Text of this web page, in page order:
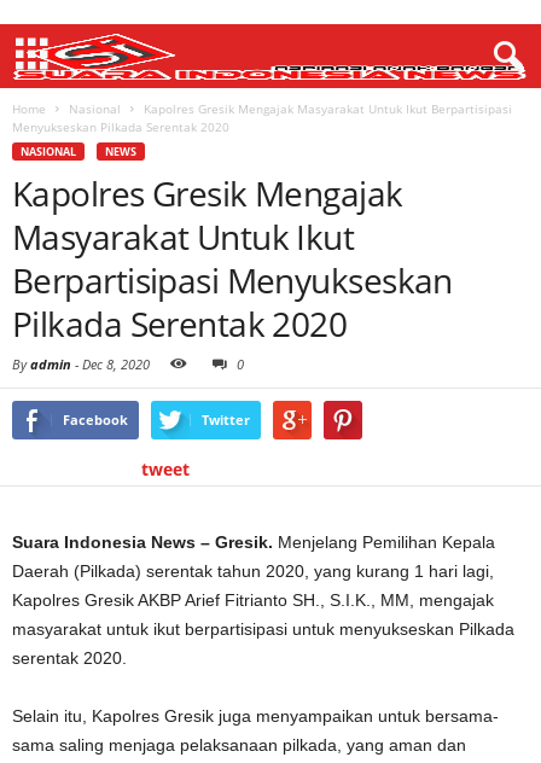
Home Nasional
Kapolres Gresik Mengajak Masyarakat Untuk Ikut Berpartisipasi
Menyukseskan Pilkada Serentak 2020
NASIONAL NEWS
Kapolres Gresik Mengajak
Masyarakat Untuk Ikut
Berpartisipasi Menyukseskan
Pilkada Serentak 2020
Byadmin - Dec 8, 2020 0
Facebook Twitter
tweet
Suara Indonesia News – Gresik. Menjelang Pemilihan Kepala
Daerah (Pilkada) serentak tahun 2020, yang kurang 1 hari lagi,
Kapolres Gresik AKBP Arief Fitrianto SH., S.I.K., MM, mengajak
masyarakat untuk ikut berpartisipasi untuk menyukseskan Pilkada
serentak 2020.
Selain itu, Kapolres Gresik juga menyampaikan untuk bersama-
sama saling menjaga pelaksanaan pilkada, yang aman dan